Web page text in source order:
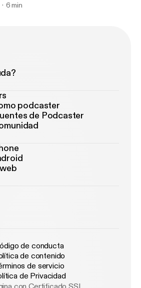
6 min
podcaster
de Podcaster
de conducta
de contenido
de servicio
de Privacidad